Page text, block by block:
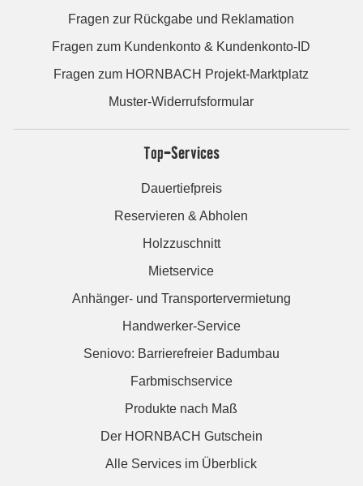
Fragen zur Rückgabe und Reklamation
Fragen zum Kundenkonto & Kundenkonto-ID
Fragen zum HORNBACH Projekt-Marktplatz
Muster-Widerrufsformular
Top-Services
Dauertiefpreis
Reservieren & Abholen
Holzzuschnitt
Mietservice
Anhänger- und Transportervermietung
Handwerker-Service
Seniovo: Barrierefreier Badumbau
Farbmischservice
Produkte nach Maß
Der HORNBACH Gutschein
Alle Services im Überblick